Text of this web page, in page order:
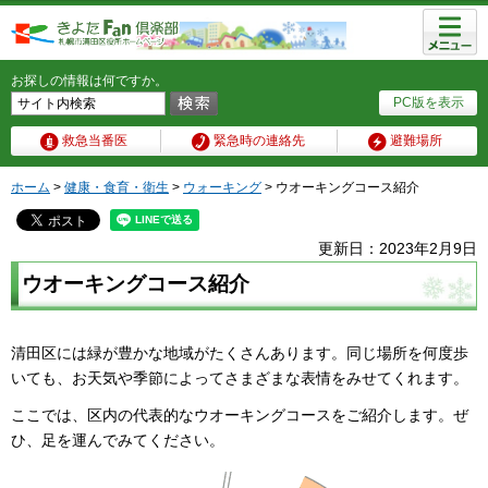
PC版を表示
お探しの情報は何ですか。
救急当番医 緊急時の連絡先 避難場所
メニュ
ー
ホーム > 健康・食育・衛生 > ウォーキング > ウオーキングコース紹介
更新日：2023年2月9日
ウオーキングコース紹介
清田区には緑が豊かな地域がたくさんあります。同じ場所を何度歩
いても、お天気や季節によってさまざまな表情をみせてくれます。
ここでは、区内の代表的なウオーキングコースをご紹介します。ぜ
ひ、足を運んでみてください。